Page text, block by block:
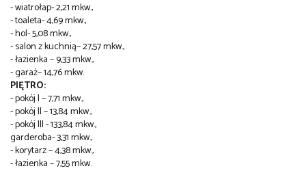
- wiatrołap- 2,21 mkw.,
- toaleta- 4,69 mkw.,
- hol- 5,08 mkw.,
- salon z kuchnią– 27,57 mkw.,
- łazienka – 9,33 mkw.,
- garaż– 14,76 mkw.
PIĘTRO:
- pokój I – 7,71 mkw.,
- pokój II – 13,84 mkw.,
- pokój III - 133,84 mkw.,
garderoba- 3,31 mkw.,
- korytarz – 4,38 mkw.,
- łazienka – 7,55 mkw.